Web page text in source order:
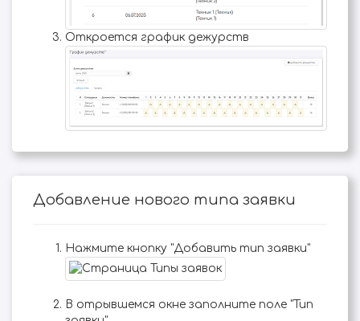
Откроется график дежурств
Добавление нового типа заявки
Нажмите кнопку "Добавить тип заявки"
В отрывшемся окне заполните поле "Тип